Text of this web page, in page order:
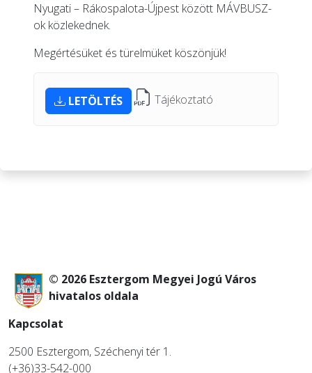
Nyugati – Rákospalota-Újpest között MÁVBUSZ-
ok közlekednek.
Megértésüket és türelmüket köszönjük!
LETÖLTÉS Tájékoztató
© 2026 Esztergom Megyei Jogú Város
hivatalos oldala
Kapcsolat
2500 Esztergom, Széchenyi tér 1.
(+36)33-542-000